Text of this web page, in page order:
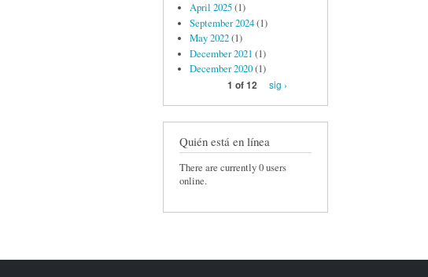
April 2025(1)
September 2024(1)
May 2022(1)
December 2021 (1)
December 2020(1)
1 of 12
sig ›
Quién está en línea
There are currently 0 users
online.